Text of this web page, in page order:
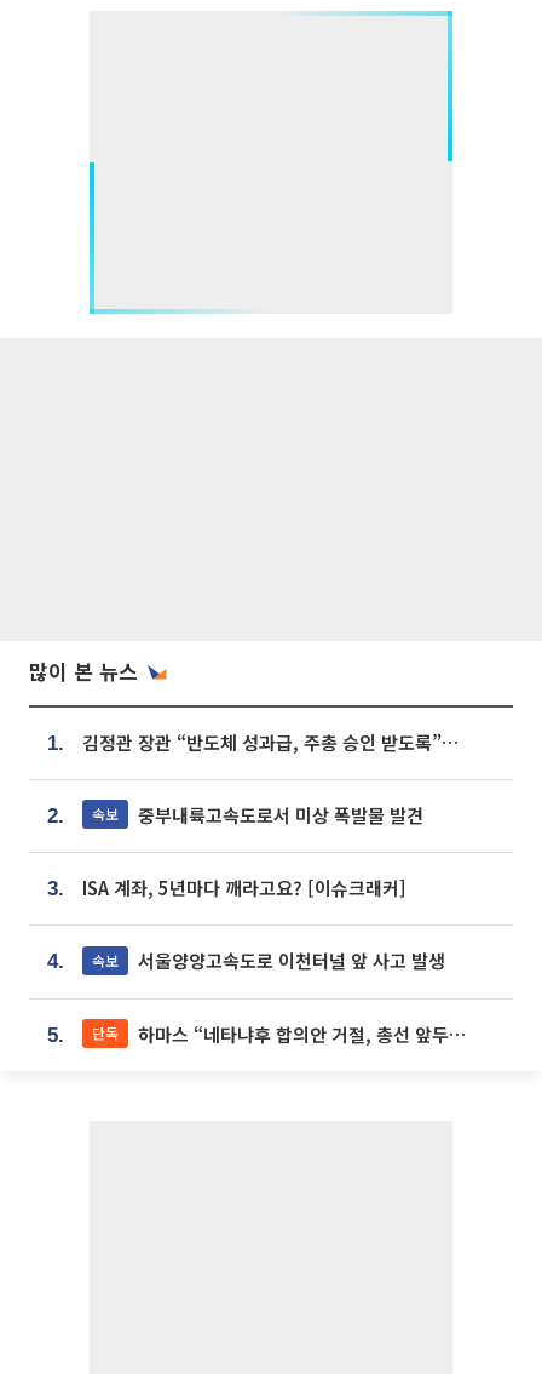
많이 본 뉴스
1. 김정관 장관 “반도체 성과급, 주총 승인 받도록”…상법·자본시장법 개정 시사
2. 속보 중부내륙고속도로서 미상 폭발물 발견
3. ISA 계좌, 5년마다 깨라고요? [이슈크래커]
4. 속보 서울양양고속도로 이천터널 앞 사고 발생
5. 단독 하마스 “네타냐후 합의안 거절, 총선 앞두고 시간 끌기”